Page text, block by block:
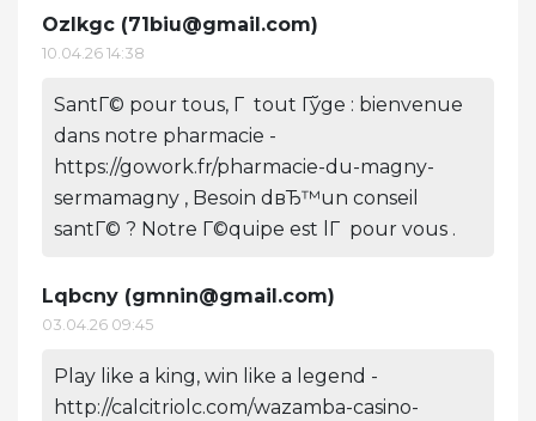
Ozlkgc (71biu@gmail.com)
10.04.26 14:38
SantГ© pour tous, Г tout Гўge : bienvenue
dans notre pharmacie -
https://gowork.fr/pharmacie-du-magny-
sermamagny , Besoin dвЂ™un conseil
santГ© ? Notre Г©quipe est lГ pour vous .
Lqbcny (gmnin@gmail.com)
03.04.26 09:45
Play like a king, win like a legend -
http://calcitriolc.com/wazamba-casino-